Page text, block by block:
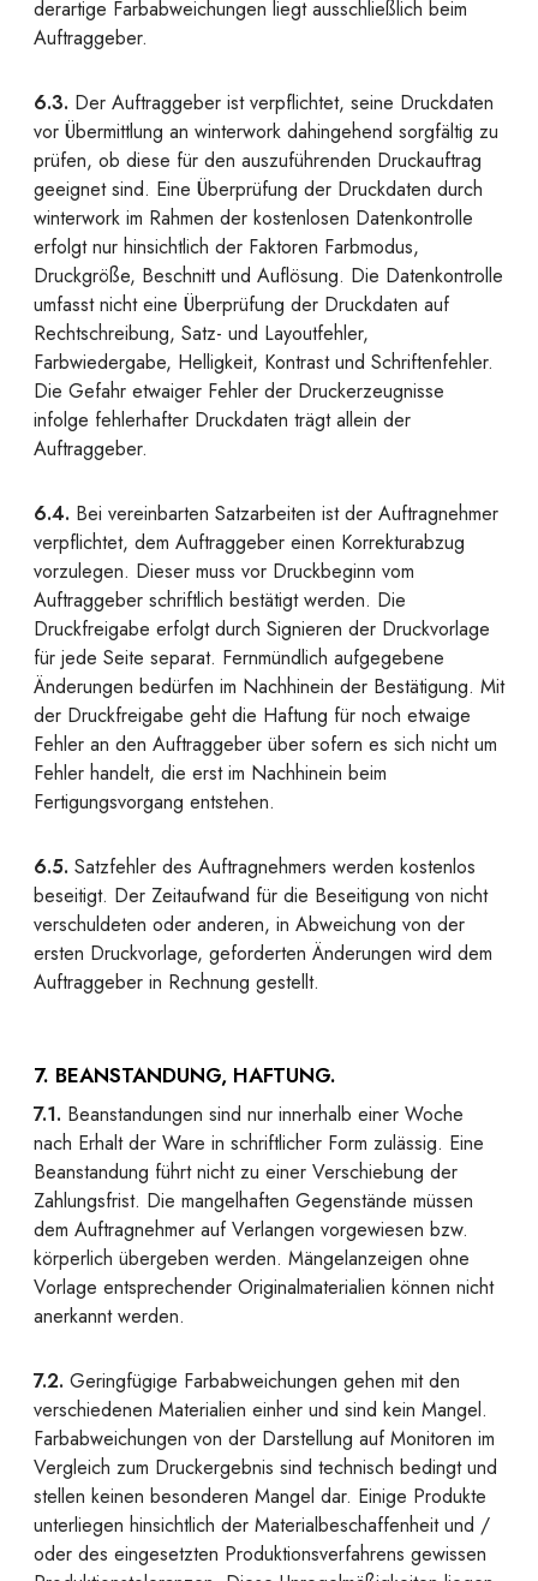
derartige Farbabweichungen liegt ausschließlich beim
Auftraggeber.
6.3. Der Auftraggeber ist verpflichtet, seine Druckdaten
vor Übermittlung an winterwork dahingehend sorgfältig zu
prüfen, ob diese für den auszuführenden Druckauftrag
geeignet sind. Eine Überprüfung der Druckdaten durch
winterwork im Rahmen der kostenlosen Datenkontrolle
erfolgt nur hinsichtlich der Faktoren Farbmodus,
Druckgröße, Beschnitt und Auflösung. Die Datenkontrolle
umfasst nicht eine Überprüfung der Druckdaten auf
Rechtschreibung, Satz- und Layoutfehler,
Farbwiedergabe, Helligkeit, Kontrast und Schriftenfehler.
Die Gefahr etwaiger Fehler der Druckerzeugnisse
infolge fehlerhafter Druckdaten trägt allein der
Auftraggeber.
6.4. Bei vereinbarten Satzarbeiten ist der Auftragnehmer
verpflichtet, dem Auftraggeber einen Korrekturabzug
vorzulegen. Dieser muss vor Druckbeginn vom
Auftraggeber schriftlich bestätigt werden. Die
Druckfreigabe erfolgt durch Signieren der Druckvorlage
für jede Seite separat. Fernmündlich aufgegebene
Änderungen bedürfen im Nachhinein der Bestätigung. Mit
der Druckfreigabe geht die Haftung für noch etwaige
Fehler an den Auftraggeber über sofern es sich nicht um
Fehler handelt, die erst im Nachhinein beim
Fertigungsvorgang entstehen.
6.5. Satzfehler des Auftragnehmers werden kostenlos
beseitigt. Der Zeitaufwand für die Beseitigung von nicht
verschuldeten oder anderen, in Abweichung von der
ersten Druckvorlage, geforderten Änderungen wird dem
Auftraggeber in Rechnung gestellt.
7. BEANSTANDUNG, HAFTUNG.
7.1. Beanstandungen sind nur innerhalb einer Woche
nach Erhalt der Ware in schriftlicher Form zulässig. Eine
Beanstandung führt nicht zu einer Verschiebung der
Zahlungsfrist. Die mangelhaften Gegenstände müssen
dem Auftragnehmer auf Verlangen vorgewiesen bzw.
körperlich übergeben werden. Mängelanzeigen ohne
Vorlage entsprechender Originalmaterialien können nicht
anerkannt werden.
7.2. Geringfügige Farbabweichungen gehen mit den
verschiedenen Materialien einher und sind kein Mangel.
Farbabweichungen von der Darstellung auf Monitoren im
Vergleich zum Druckergebnis sind technisch bedingt und
stellen keinen besonderen Mangel dar. Einige Produkte
unterliegen hinsichtlich der Materialbeschaffenheit und /
oder des eingesetzten Produktionsverfahrens gewissen